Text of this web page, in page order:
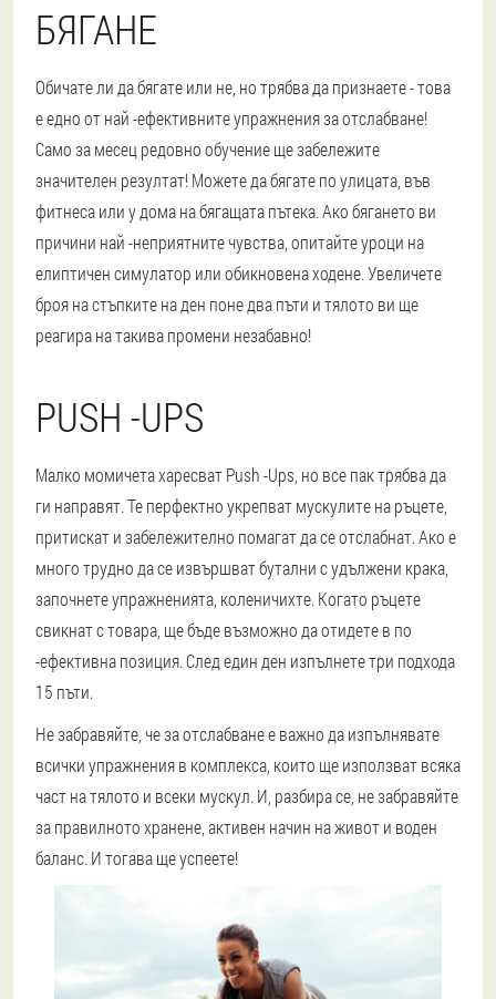
БЯГАНЕ
Обичате ли да бягате или не, но трябва да признаете - това
е едно от най -ефективните упражнения за отслабване!
Само за месец редовно обучение ще забележите
значителен резултат! Можете да бягате по улицата, във
фитнеса или у дома на бягащата пътека. Ако бягането ви
причини най -неприятните чувства, опитайте уроци на
елиптичен симулатор или обикновена ходене. Увеличете
броя на стъпките на ден поне два пъти и тялото ви ще
реагира на такива промени незабавно!
PUSH -UPS
Малко момичета харесват Push -Ups, но все пак трябва да
ги направят. Те перфектно укрепват мускулите на ръцете,
притискат и забележително помагат да се отслабнат. Ако е
много трудно да се извършват бутални с удължени крака,
започнете упражненията, коленичихте. Когато ръцете
свикнат с товара, ще бъде възможно да отидете в по
-ефективна позиция. След един ден изпълнете три подхода
15 пъти.
Не забравяйте, че за отслабване е важно да изпълнявате
всички упражнения в комплекса, които ще използват всяка
част на тялото и всеки мускул. И, разбира се, не забравяйте
за правилното хранене, активен начин на живот и воден
баланс. И тогава ще успеете!